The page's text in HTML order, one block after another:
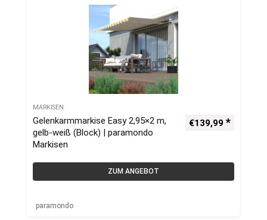
MARKISEN
Gelenkarmmarkise Easy 2,95×2 m,
gelb-weiß (Block) | paramondo
Markisen
€139,99
ZUM ANGEBOT
paramondo